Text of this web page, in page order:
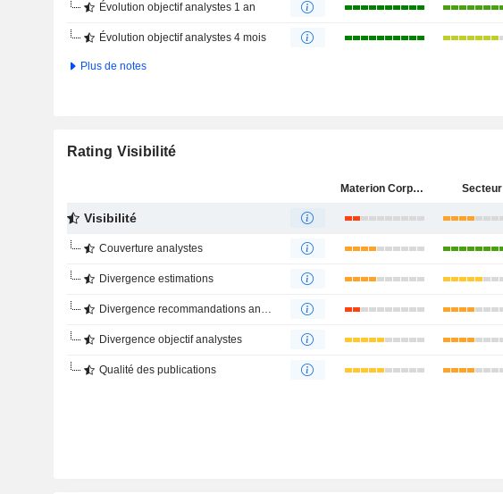
Évolution objectif analystes 1 an
Évolution objectif analystes 4 mois
Plus de notes
Rating Visibilité
Materion Corporation Secteur
Visibilité
Couverture analystes
Divergence estimations
Divergence recommandations analystes
Divergence objectif analystes
Qualité des publications